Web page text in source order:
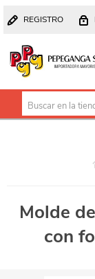
REGISTRO
Molde
con